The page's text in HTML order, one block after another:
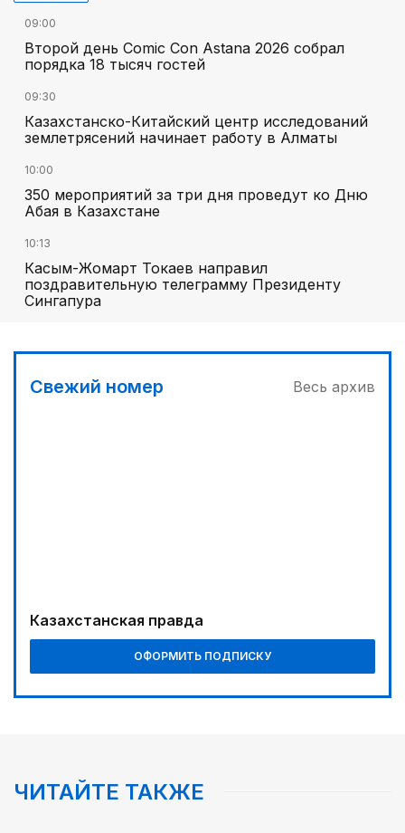
09:00
Второй день Comic Con Astana 2026 собрал
порядка 18 тысяч гостей
09:30
Казахстанско-Китайский центр исследований
землетрясений начинает работу в Алматы
10:00
350 мероприятий за три дня проведут ко Дню
Абая в Казахстане
10:13
Касым-Жомарт Токаев направил
поздравительную телеграмму Президенту
Сингапура
Свежий номер Весь архив
Казахстанская правда
ОФОРМИТЬ ПОДПИСКУ
ЧИТАЙТЕ ТАКЖЕ